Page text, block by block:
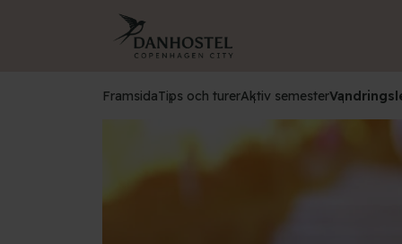
FramsidaTips och turerAktiv semester